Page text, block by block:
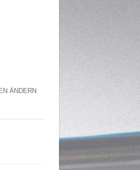
ÄNDERN